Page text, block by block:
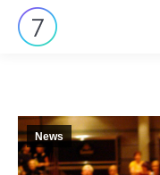
News